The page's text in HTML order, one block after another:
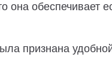
она обеспечивает
признана